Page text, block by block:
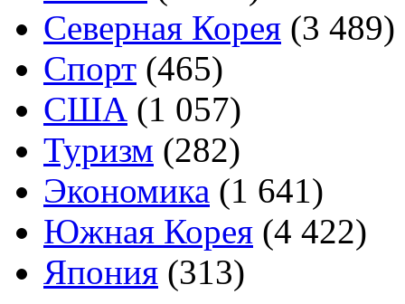
Северная Корея (3 489)
Спорт (465)
США (1 057)
Туризм (282)
Экономика (1 641)
Южная Корея (4 422)
Япония (313)